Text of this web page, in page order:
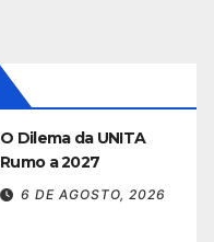
O Dilema da UNITA
Rumo a 2027
6 DE AGOSTO, 2026